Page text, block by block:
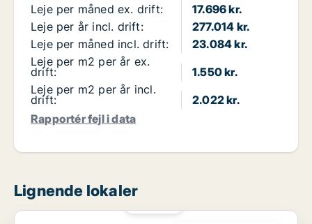
Leje per måned ex. drift:
17.696 kr.
Leje per år incl. drift:
277.014 kr.
Leje per måned incl. drift:
23.084 kr.
Leje per m2 per år ex.
drift:
1.550 kr.
Leje per m2 per år incl.
drift:
2.022 kr.
Rapportér fejl i data
Lignende lokaler
Kontor i Vejle